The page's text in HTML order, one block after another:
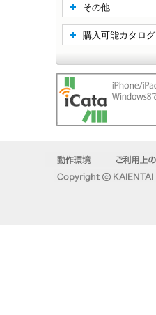
その他
購入可能カタログ